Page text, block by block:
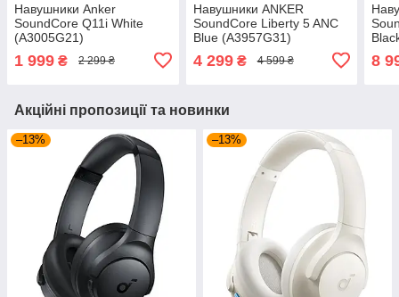
Навушники Anker
SoundCore Q11i White
(A3005G21)
1 999 ₴ 2 299 ₴
Навушники ANKER
SoundCore Liberty 5 ANC
Blue (A3957G31)
4 299₴ 4 599 ₴ 8
Акційні пропозиції та новинки
–13% –13%